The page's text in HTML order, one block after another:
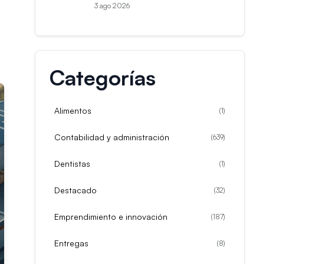
3 ago 2026
Categorías
Alimentos (1)
Contabilidad y administración (639)
Dentistas (1)
Destacado (32)
Emprendimiento e innovación (187)
Entregas (8)